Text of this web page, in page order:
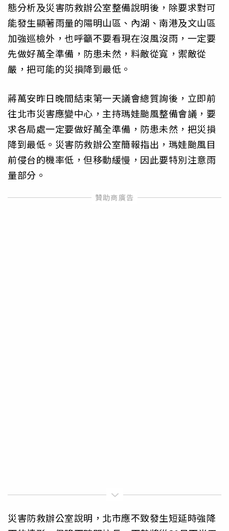
態分析及災害防救辦公室整備說明後，除要求對可
能發生顯著雨量的陽明山區、內湖、南港及文山區
加強巡檢外，也呼籲不要看現在沒風沒雨，一定要
先做好萬全準備，防患未然，料敵從寬，禦敵從
嚴，把可能的災損降到最低。
蔣萬安昨日晚間結束第一天議會總質詢後，立即前
往北市災害應變中心，主持瑪娃颱風整備會議，要
求各局處一定要做好萬全準備，防患未然，把災損
降到最低。災害防救辦公室簡報指出，瑪娃颱風目
前侵台的機率低，但移動緩慢，因此要特別注意雨
量部分。
災害防救辦公室說明，北市應不致發生短延時強降